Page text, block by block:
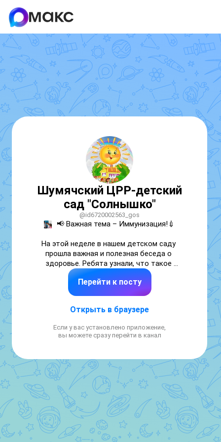
Шумячский ЦРР-детский
сад "Солнышко"
@id6720002563_gos
📢 Важная тема – Иммунизация!💉
На этой неделе в нашем детском саду
прошла важная и полезная беседа о
здоровье. Ребята узнали, что такое
иммунизация и почему прививки помогают
нам быть сильными и здоровыми. 🛡️✨
удовольствием сыграли в ролевую игру, где
друг другу «побороть» микробов и вирусов.
добрый мультфильм про бегемотика,
который боялся прививок, но понял, что в
этом нет ничего страшного! Теперь наши
малыши знают: прививки – это не больно, а
очень полезно! 💙
Перейти к посту
Открыть в браузере
Если у вас установлено приложение,
вы можете сразу перейти в канал